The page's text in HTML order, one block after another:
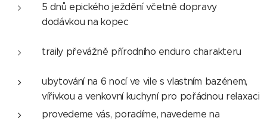
5 dnů epického ježdění včetně dopravy
dodávkou na kopec
traily převážně přírodního enduro charakteru
ubytování na 6 nocí ve vile s vlastním bazénem,
vířivkou a venkovní kuchyní pro pořádnou relaxaci
provedeme vás, poradíme, navedeme na